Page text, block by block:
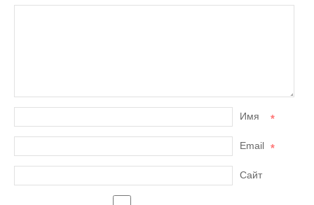
Имя *
Email *
Сайт